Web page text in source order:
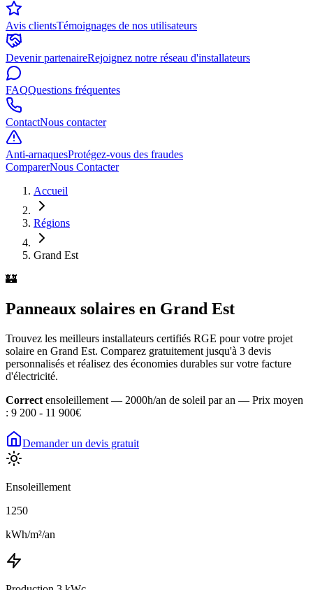
Avis clientsTémoignages de nos utilisateurs
Devenir partenaireRejoignez notre réseau d'installateurs
FAQQuestions fréquentes
ContactNous contacter
Anti-arnaquesProtégez-vous des fraudes
ComparerNous Contacter
Accueil
Régions
Grand Est
🏰
Panneaux solaires en Grand Est
Trouvez les meilleurs installateurs certifiés RGE pour votre projet
solaire en Grand Est. Comparez gratuitement jusqu'à 3 devis
personnalisés et réalisez des économies durables sur votre facture
d'électricité.
Correct ensoleillement — 2000h/an de soleil par an — Prix moyen
: 9 200 - 11 900€
Demander un devis gratuit
Ensoleillement
1250
kWh/m²/an